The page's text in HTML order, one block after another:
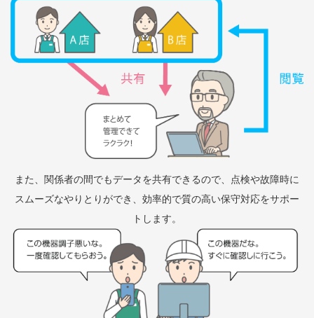
また、関係者の間でもデータを共有できるので、
点検や故障時に
スムーズなやりとりができ、効率的で質の高い保守対応をサポー
トします。